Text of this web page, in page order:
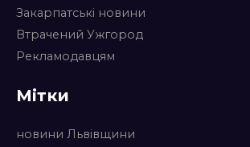
Закарпатські новини
Втрачений Ужгород
Рекламодавцям
Мітки
новини Львівщини